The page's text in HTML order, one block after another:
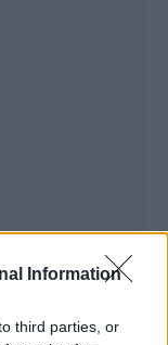
Information
third parties, or